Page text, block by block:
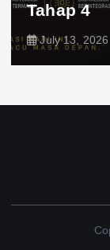
Tahap 4
July 13, 2026